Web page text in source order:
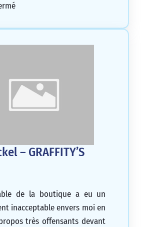
– GRAFFITY’S
de la boutique a eu un
inacceptable envers moi en
très offensants devant